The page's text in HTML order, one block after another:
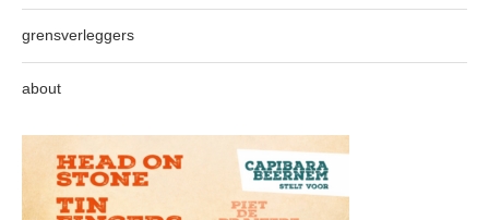
grensverleggers
about